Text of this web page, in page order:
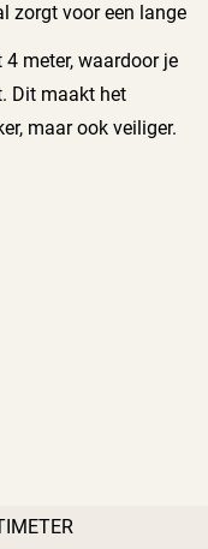
zorgt voor een lange
meter, waardoor je
Dit maakt het
maar ook veiliger.